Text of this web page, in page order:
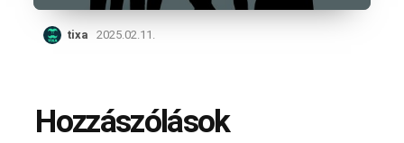
tixa 2025.02.11.
Hozzászólások